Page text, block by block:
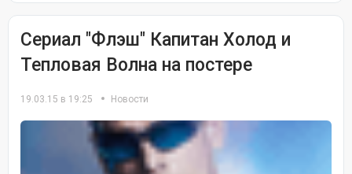
Сериал "Флэш" Капитан Холод и
Тепловая Волна на постере
19.03.15 в 19:25 Новости